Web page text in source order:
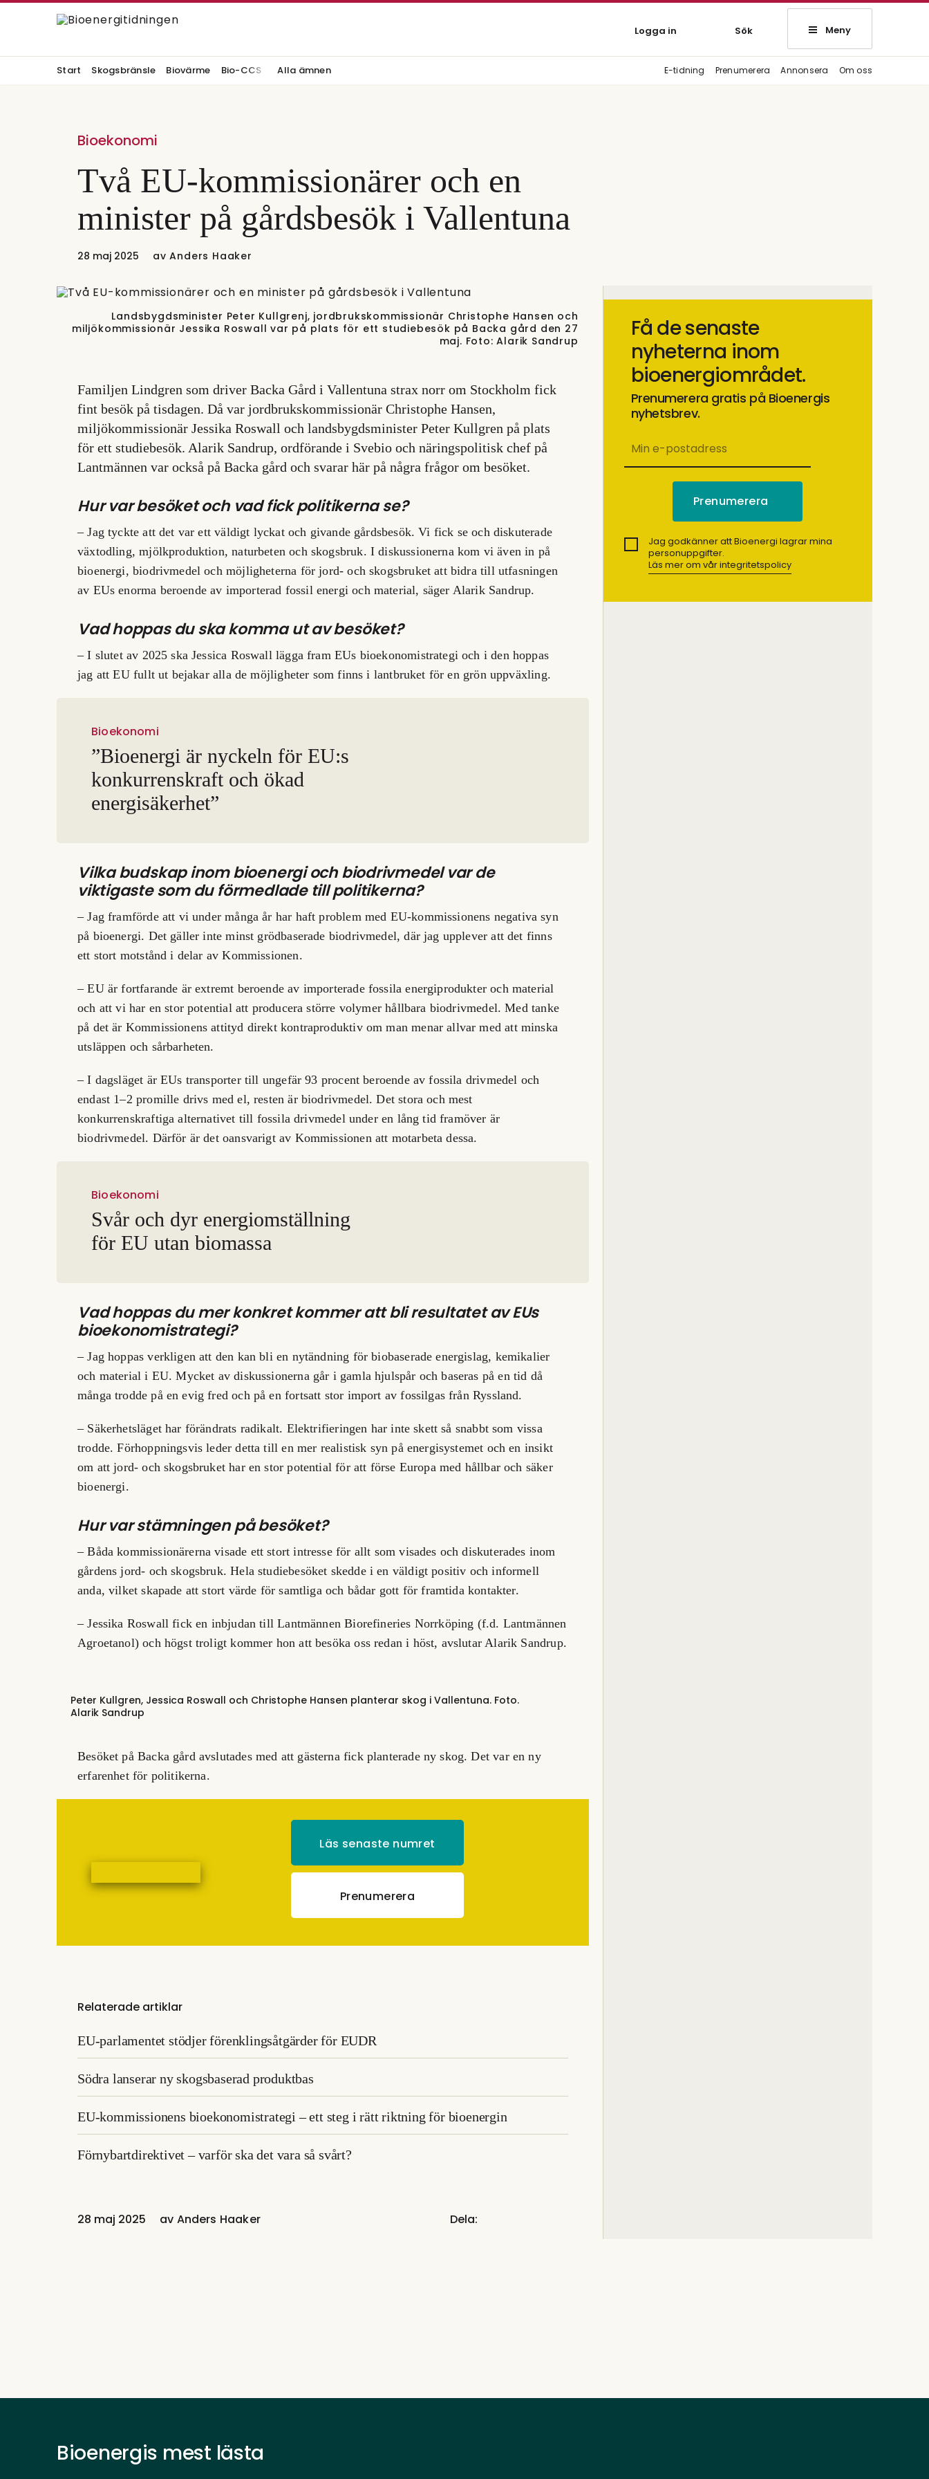
Logga in Sök Meny
Start Skogsbränsle Biovärme Bio-CCS Alla ämnen E-tidning Prenumerera Annonsera Om oss
Bioekonomi
Två EU-kommissionärer och en
minister på gårdsbesök i Vallentuna
28 maj 2025 av Anders Haaker
Landsbygdsminister Peter Kullgrenj, jordbrukskommissionär Christophe Hansen och
miljökommissionär Jessika Roswall var på plats för ett studiebesök på Backa gård den 27
maj. Foto: Alarik Sandrup
Familjen Lindgren som driver Backa Gård i Vallentuna strax norr om Stockholm fick
fint besök på tisdagen. Då var jordbrukskommissionär Christophe Hansen,
miljökommissionär Jessika Roswall och landsbygdsminister Peter Kullgren på plats
för ett studiebesök. Alarik Sandrup, ordförande i Svebio och näringspolitisk chef på
Lantmännen var också på Backa gård och svarar här på några frågor om besöket.
Hur var besöket och vad fick politikerna se?
– Jag tyckte att det var ett väldigt lyckat och givande gårdsbesök. Vi fick se och diskuterade
växtodling, mjölkproduktion, naturbeten och skogsbruk. I diskussionerna kom vi även in på
bioenergi, biodrivmedel och möjligheterna för jord- och skogsbruket att bidra till utfasningen
av EUs enorma beroende av importerad fossil energi och material, säger Alarik Sandrup.
Vad hoppas du ska komma ut av besöket?
– I slutet av 2025 ska Jessica Roswall lägga fram EUs bioekonomistrategi och i den hoppas
jag att EU fullt ut bejakar alla de möjligheter som finns i lantbruket för en grön uppväxling.
Bioekonomi
”Bioenergi är nyckeln för EU:s
konkurrenskraft och ökad
energisäkerhet”
Vilka budskap inom bioenergi och biodrivmedel var de
viktigaste som du förmedlade till politikerna?
– Jag framförde att vi under många år har haft problem med EU-kommissionens negativa syn
på bioenergi. Det gäller inte minst grödbaserade biodrivmedel, där jag upplever att det finns
ett stort motstånd i delar av Kommissionen.
– EU är fortfarande är extremt beroende av importerade fossila energiprodukter och material
och att vi har en stor potential att producera större volymer hållbara biodrivmedel. Med tanke
på det är Kommissionens attityd direkt kontraproduktiv om man menar allvar med att minska
utsläppen och sårbarheten.
– I dagsläget är EUs transporter till ungefär 93 procent beroende av fossila drivmedel och
endast 1–2 promille drivs med el, resten är biodrivmedel. Det stora och mest
konkurrenskraftiga alternativet till fossila drivmedel under en lång tid framöver är
biodrivmedel. Därför är det oansvarigt av Kommissionen att motarbeta dessa.
Bioekonomi
Svår och dyr energiomställning
för EU utan biomassa
Vad hoppas du mer konkret kommer att bli resultatet av EUs
bioekonomistrategi?
– Jag hoppas verkligen att den kan bli en nytändning för biobaserade energislag, kemikalier
och material i EU. Mycket av diskussionerna går i gamla hjulspår och baseras på en tid då
många trodde på en evig fred och på en fortsatt stor import av fossilgas från Ryssland.
– Säkerhetsläget har förändrats radikalt. Elektrifieringen har inte skett så snabbt som vissa
trodde. Förhoppningsvis leder detta till en mer realistisk syn på energisystemet och en insikt
om att jord- och skogsbruket har en stor potential för att förse Europa med hållbar och säker
bioenergi.
Hur var stämningen på besöket?
– Båda kommissionärerna visade ett stort intresse för allt som visades och diskuterades inom
gårdens jord- och skogsbruk. Hela studiebesöket skedde i en väldigt positiv och informell
anda, vilket skapade att stort värde för samtliga och bådar gott för framtida kontakter.
– Jessika Roswall fick en inbjudan till Lantmännen Biorefineries Norrköping (f.d. Lantmännen
Agroetanol) och högst troligt kommer hon att besöka oss redan i höst, avslutar Alarik Sandrup.
Peter Kullgren, Jessica Roswall och Christophe Hansen planterar skog i Vallentuna. Foto.
Alarik Sandrup
Besöket på Backa gård avslutades med att gästerna fick planterade ny skog. Det var en ny
erfarenhet för politikerna.
Läs senaste numret
Prenumerera
Relaterade artiklar
EU-parlamentet stödjer förenklingsåtgärder för EUDR
Södra lanserar ny skogsbaserad produktbas
EU-kommissionens bioekonomistrategi – ett steg i rätt riktning för bioenergin
Förnybartdirektivet – varför ska det vara så svårt?
28 maj 2025 av Anders Haaker Dela:
Få de senaste
nyheterna inom
bioenergiområdet.
Prenumerera gratis på Bioenergis
nyhetsbrev.
Jag godkänner att Bioenergi lagrar mina
personuppgifter.
Läs mer om vår integritetspolicy
Bioenergis mest lästa